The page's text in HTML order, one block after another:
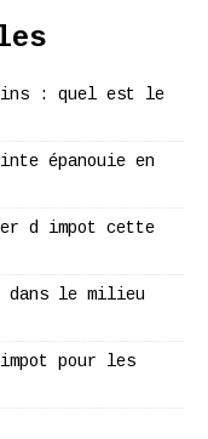
: quel est le
épanouie en
d impot cette
dans le milieu
pour les